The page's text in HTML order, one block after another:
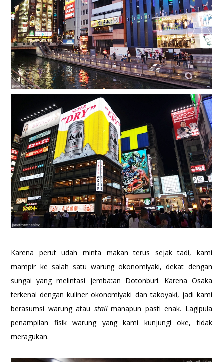
Karena perut udah minta makan terus sejak tadi, kami
mampir ke salah satu warung okonomiyaki, dekat dengan
sungai yang melintasi jembatan Dotonburi. Karena Osaka
terkenal dengan kuliner okonomiyaki dan takoyaki, jadi kami
berasumsi warung atau stallmanapun pasti enak. Lagipula
penampilan fisik warung yang kami kunjungi oke, tidak
meragukan.